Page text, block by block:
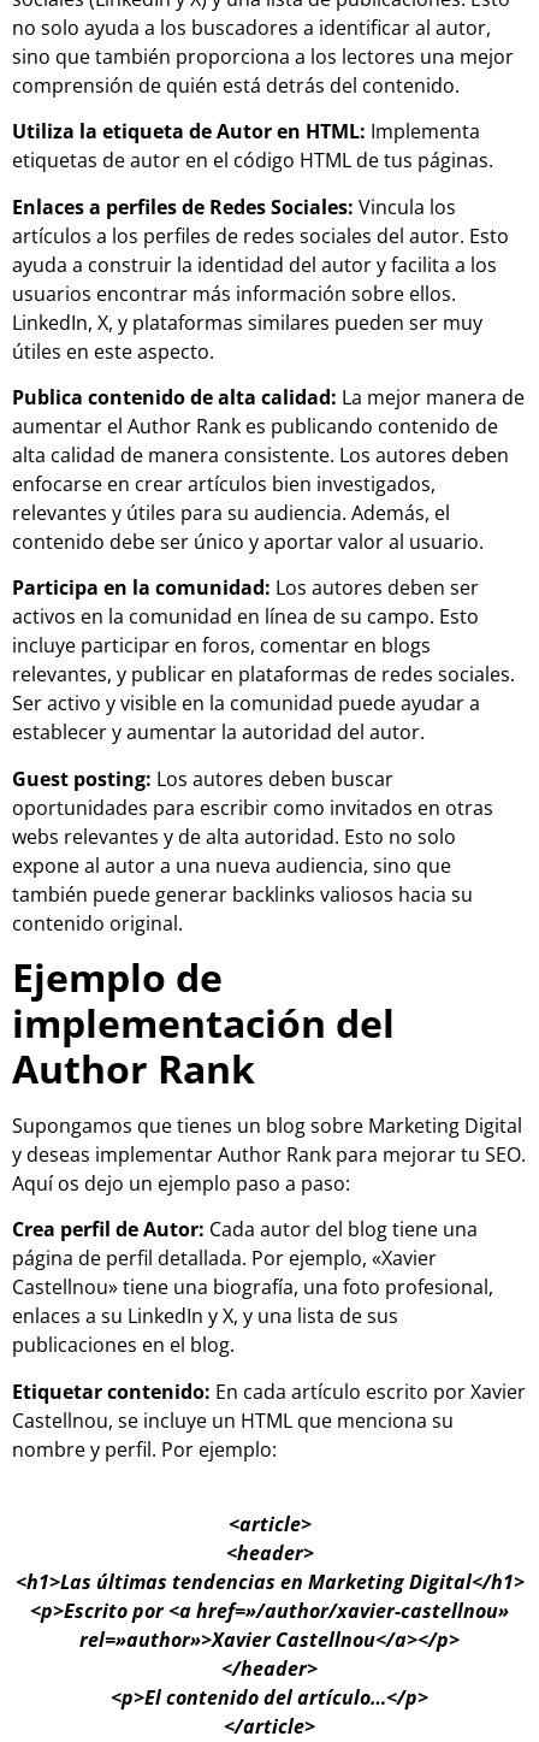
no solo ayuda a los buscadores a identificar al autor,
sino que también proporciona a los lectores una mejor
comprensión de quién está detrás del contenido.
Utiliza la etiqueta de Autor en HTML: Implementa
etiquetas de autor en el código HTML de tus páginas.
Enlaces a perfiles de Redes Sociales: Vincula los
artículos a los perfiles de redes sociales del autor. Esto
ayuda a construir la identidad del autor y facilita a los
usuarios encontrar más información sobre ellos.
LinkedIn, X, y plataformas similares pueden ser muy
útiles en este aspecto.
Publica contenido de alta calidad: La mejor manera de
aumentar el Author Rank es publicando contenido de
alta calidad de manera consistente. Los autores deben
enfocarse en crear artículos bien investigados,
relevantes y útiles para su audiencia. Además, el
contenido debe ser único y aportar valor al usuario.
Participa en la comunidad: Los autores deben ser
activos en la comunidad en línea de su campo. Esto
incluye participar en foros, comentar en blogs
relevantes, y publicar en plataformas de redes sociales.
Ser activo y visible en la comunidad puede ayudar a
establecer y aumentar la autoridad del autor.
Guest posting: Los autores deben buscar
oportunidades para escribir como invitados en otras
webs relevantes y de alta autoridad. Esto no solo
expone al autor a una nueva audiencia, sino que
también puede generar backlinks valiosos hacia su
contenido original.
Ejemplo de
implementación del
Author Rank
Supongamos que tienes un blog sobre Marketing Digital
y deseas implementar Author Rank para mejorar tu SEO.
Aquí os dejo un ejemplo paso a paso:
Crea perfil de Autor: Cada autor del blog tiene una
página de perfil detallada. Por ejemplo, «Xavier
Castellnou» tiene una biografía, una foto profesional,
enlaces a su LinkedIn y X, y una lista de sus
publicaciones en el blog.
Etiquetar contenido: En cada artículo escrito por Xavier
Castellnou, se incluye un HTML que menciona su
nombre y perfil. Por ejemplo:
<article>
<header>
<h1>Las últimas tendencias en Marketing Digital</h1>
<p>Escrito por <a href=»/author/xavier-castellnou»
rel=»author»>Xavier Castellnou</a></p>
</header>
<p>El contenido del artículo…</p>
</article>